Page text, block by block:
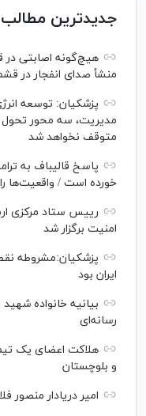
جدیدترین مطالب
هیچ‌گونه اصابتی
منشأ صدای انفجار در
پزشکیان: توسعه
مدیریت، سه محور تحول
متوقف نخواهد شد
پاسخ قالیباف به
خورده است / واقعیت‌ها
امنیت برگزار شد
پزشکیان:مشروطه
ایران بود
بیانیه خانواده شهید
رسانه‌ای
هلاکت اعضای یک
و بلوچستان
امیر دریادار منصور